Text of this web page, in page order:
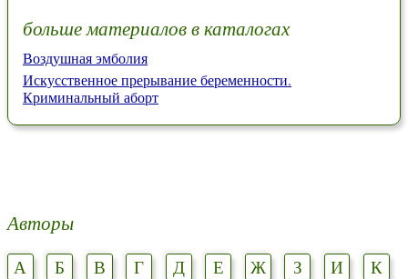
больше материалов в каталогах
Воздушная эмболия
Искусственное прерывание беременности.
Криминальный аборт
Авторы
А Б В Г Д Е Ж З И
К